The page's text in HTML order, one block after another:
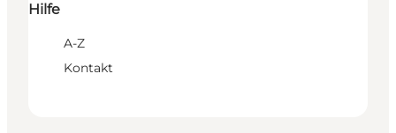
Hilfe
A-Z
Kontakt